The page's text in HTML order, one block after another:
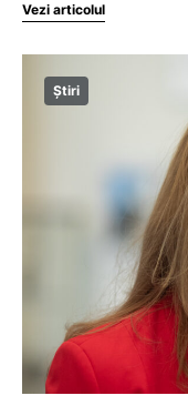
Vezi articolul
Știri